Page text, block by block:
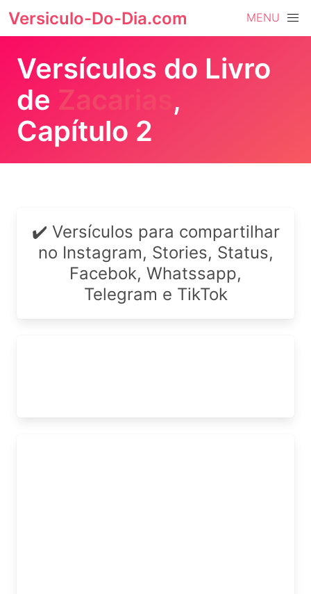
Versiculo-Do-Dia.com MENU
Versículos do Livro
de Zacarias ,
Capítulo 2
✔️ Versículos para compartilhar
no Instagram, Stories, Status,
Facebok, Whatssapp,
Telegram e TikTok